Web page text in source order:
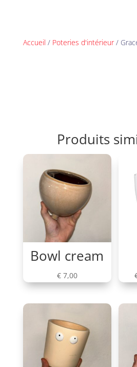
Accueil / Poteries d'intérieur/
Produits
Bowl cream
€7,00